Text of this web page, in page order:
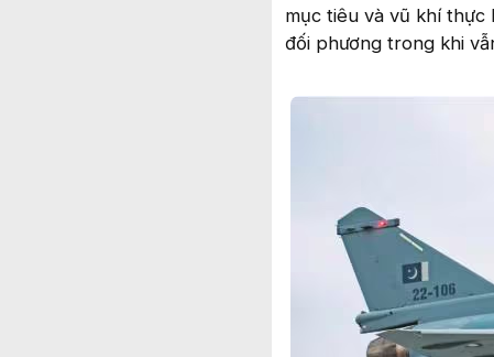
mục tiêu và vũ khí
đối phương trong khi